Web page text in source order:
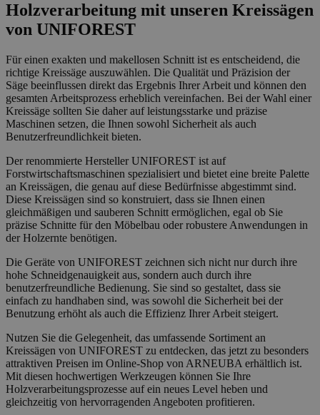
Holzverarbeitung mit unseren Kreissägen
von UNIFOREST
Für einen exakten und makellosen Schnitt ist es entscheidend, die
richtige Kreissäge auszuwählen. Die Qualität und Präzision der
Säge beeinflussen direkt das Ergebnis Ihrer Arbeit und können den
gesamten Arbeitsprozess erheblich vereinfachen. Bei der Wahl einer
Kreissäge sollten Sie daher auf leistungsstarke und präzise
Maschinen setzen, die Ihnen sowohl Sicherheit als auch
Benutzerfreundlichkeit bieten.
Der renommierte Hersteller UNIFOREST ist auf
Forstwirtschaftsmaschinen spezialisiert und bietet eine breite Palette
an Kreissägen, die genau auf diese Bedürfnisse abgestimmt sind.
Diese Kreissägen sind so konstruiert, dass sie Ihnen einen
gleichmäßigen und sauberen Schnitt ermöglichen, egal ob Sie
präzise Schnitte für den Möbelbau oder robustere Anwendungen in
der Holzernte benötigen.
Die Geräte von UNIFOREST zeichnen sich nicht nur durch ihre
hohe Schneidgenauigkeit aus, sondern auch durch ihre
benutzerfreundliche Bedienung. Sie sind so gestaltet, dass sie
einfach zu handhaben sind, was sowohl die Sicherheit bei der
Benutzung erhöht als auch die Effizienz Ihrer Arbeit steigert.
Nutzen Sie die Gelegenheit, das umfassende Sortiment an
Kreissägen von UNIFOREST zu entdecken, das jetzt zu besonders
attraktiven Preisen im Online-Shop von ARNEUBA erhältlich ist.
Mit diesen hochwertigen Werkzeugen können Sie Ihre
Holzverarbeitungsprozesse auf ein neues Level heben und
gleichzeitig von hervorragenden Angeboten profitieren.